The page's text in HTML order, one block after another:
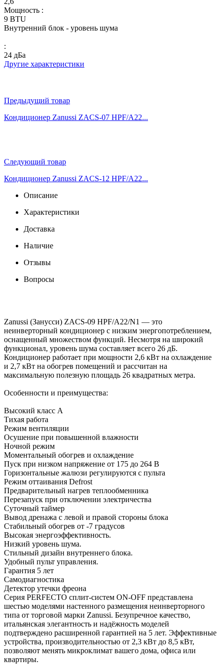
Мощность :
9 BTU
Внутренний блок - уровень шума
:
24 дБа
Другие характеристики
Предыдущий товар
Кондиционер Zanussi ZACS-07 HPF/A22...
Следующий товар
Кондиционер Zanussi ZACS-12 HPF/A22...
Описание
Характеристики
Доставка
Наличие
Отзывы
Вопросы
Zanussi (Занусси) ZACS-09 HPF/A22/N1 — это
неинверторный кондиционер с низким энергопотреблением,
оснащенный множеством функций. Несмотря на широкий
функционал, уровень шума составляет всего 26 дБ.
Кондиционер работает при мощности 2,6 кВт на охлаждение
и 2,7 кВт на обогрев помещений и рассчитан на
максимальную полезную площадь 26 квадратных метра.
Особенности и преимущества:
Высокий класс А
Тихая работа
Режим вентиляции
Осушение при повышенной влажности
Ночной режим
Моментальный обогрев и охлаждение
Пуск при низком напряжение от 175 до 264 В
Горизонтальные жалюзи регулируются с пульта
Режим оттаивания Defrost
Предварительный нагрев теплообменника
Перезапуск при отключении электричества
Суточный таймер
Вывод дренажа с левой и правой стороны блока
Стабильный обогрев от -7 градусов
Высокая энергоэффективность.
Низкий уровень шума.
Стильный дизайн внутреннего блока.
Удобный пульт управления.
Гарантия 5 лет
Самодиагностика
Детектор утечки фреона
Серия PERFECTO сплит-систем ON-OFF представлена
шестью моделями настенного размещения неинверторного
типа от торговой марки Zanussi. Безупречное качество,
итальянская элегантность и надёжность моделей
подтверждено расширенной гарантией на 5 лет. Эффективные
устройства, производительностью от 2,3 кВт до 8,5 кВт,
позволяют менять микроклимат вашего дома, офиса или
квартиры.